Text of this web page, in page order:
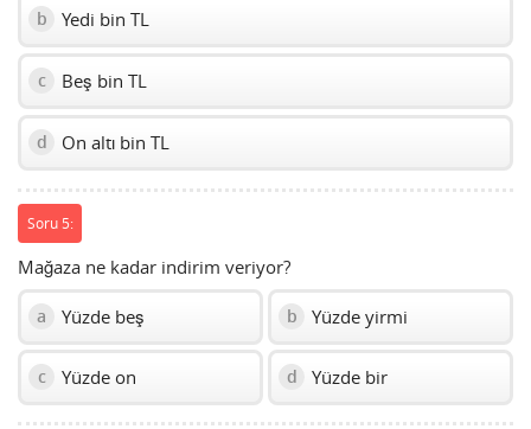
b Yedi bin TL
c Beş bin TL
d On altı bin TL
Soru 5:
Mağaza ne kadar indirim veriyor?
a Yüzde beş b Yüzde yirmi
c Yüzde on d Yüzde bir